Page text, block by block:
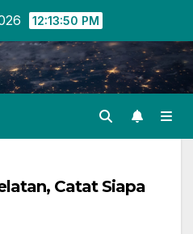
12:13:51 PM
Catat Siapa